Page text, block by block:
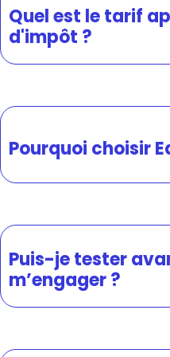
Quel est le tarif
d'impôt ?
Pourquoi choisir
Puis-je tester
m’engager ?